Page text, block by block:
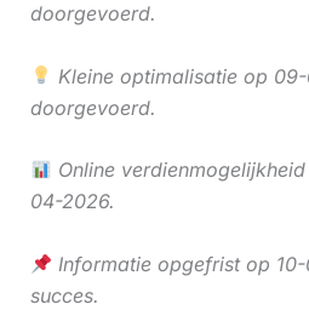
doorgevoerd.
Kleine optimalisatie op
doorgevoerd.
Online
04-2026.
Informatie opgefrist op
succes.